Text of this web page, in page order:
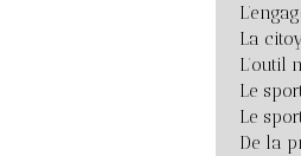
La
L’outil
Le
Le
De la